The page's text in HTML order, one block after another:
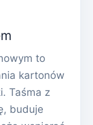
to
kartonów
Taśma z
buduje